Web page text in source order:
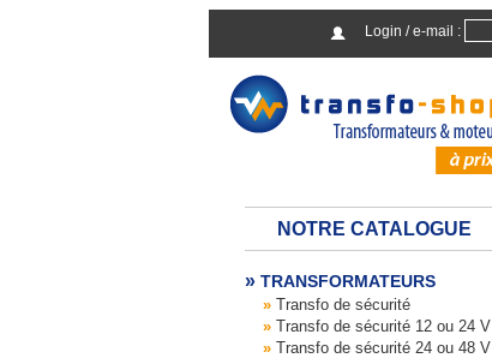
Login / e-mail :
NOTRE CATALOGUE
TRANSFORMATEURS
Transfo de sécurité
Transfo de sécurité 12 ou 24 V
Transfo de sécurité 24 ou 48 V